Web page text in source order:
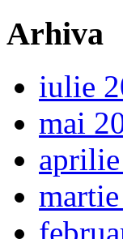
Arhiva
iulie
mai